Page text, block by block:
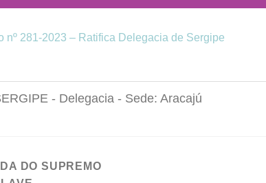
nº 281-2023 – Ratifica Delegacia de Sergipe
- Delegacia - Sede: Aracajú
DO SUPREMO